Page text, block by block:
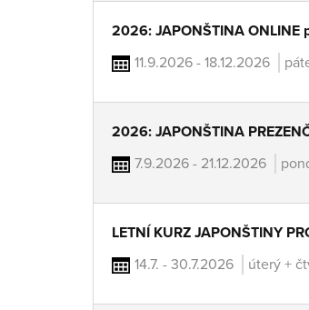
2026: JAPONŠTINA
11.9.2026 - 18.12.2026
2026: JAPONŠTINA
7.9.2026 - 21.12.2026
LETNÍ KURZ JAPONŠTINY
14.7. - 30.7.2026
úterý +